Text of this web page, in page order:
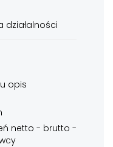
działalności
opis
netto - brutto -